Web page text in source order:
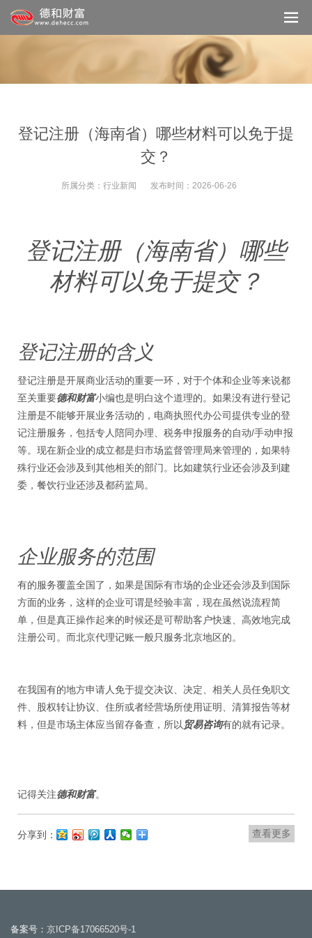
登记注册（海南省）哪些材料可以免于提
交？
所属分类： 行业新闻 发布时间： 2026-06-26
登记注册（海南省）哪些
材料可以免于提交？
登记注册的含义
登记注册是开展商业活动的重要一环，对于个体和企业等来说都
至关重要德和财富小编也是明白这个道理的。如果没有进行登记
注册是不能够开展业务活动的，电商执照代办公司提供专业的登
记注册服务，包括专人陪同办理、税务申报服务的自动/手动申报
等。现在新企业的成立都是归市场监督管理局来管理的，如果特
殊行业还会涉及到其他相关的部门。比如建筑行业还会涉及到建
委，餐饮行业还涉及都药监局。
企业服务的范围
有的服务覆盖全国了，如果是国际有市场的企业还会涉及到国际
方面的业务，这样的企业可谓是经验丰富，现在虽然说流程简
单，但是真正操作起来的时候还是可帮助客户快速、高效地完成
注册公司 。而北京代理记账一般只服务北京地区的。
在我国有的地方申请人免于提交决议、决定、相关人员任免职文
件、股权转让协议、住所或者经营场所使用证明、清算报告等材
料，但是市场主体应当留存备查，所以 贸易咨询有的就有记录。
记得关注德和财富。
查看更多
分享到：
备案号： 京ICP备17066520号-1